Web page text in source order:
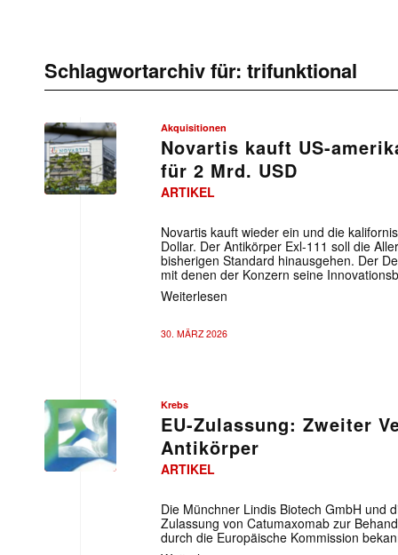
Schlagwortarchiv für: trifunktional
Akquisitionen
Novartis kauft US-
für 2 Mrd. USD
ARTIKEL
Novartis kauft wieder ein und die
Dollar. Der Antikörper Exl-111 soll die
bisherigen Standard hinausgehen. Der
mit denen der Konzern seine
Weiterlesen
30. MÄRZ 2026
Krebs
EU-Zulassung: Zweiter
Antikörper
ARTIKEL
Die Münchner Lindis Biotech GmbH und
Zulassung von Catumaxomab zur
durch die Europäische Kommission